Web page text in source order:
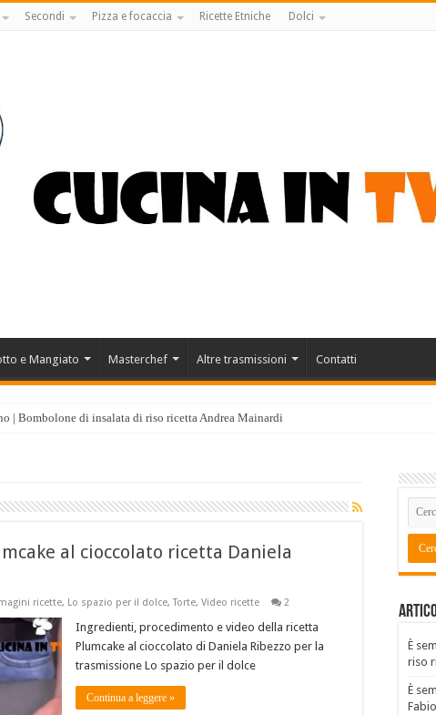
Secondi Pizza e focaccia Ricette Etniche Dolci
e Mangiato Masterchef Altre trasmissioni Contatti
| Bombolone di insalata di riso ricetta Andrea Mainardi
al cioccolato ricetta Daniela
ricette, Lo spazio per il dolce,Torte, Video ricette 2
Ingredienti, procedimento e video della ricetta
Plumcake al cioccolato di Daniela Ribezzo per la
trasmissione Lo spazio per il dolce
Continua a leggere »
È
riso
È